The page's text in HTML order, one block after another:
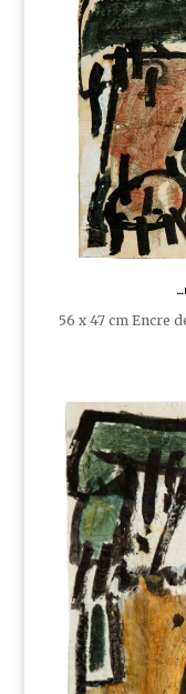
56 x 47 cm Encre